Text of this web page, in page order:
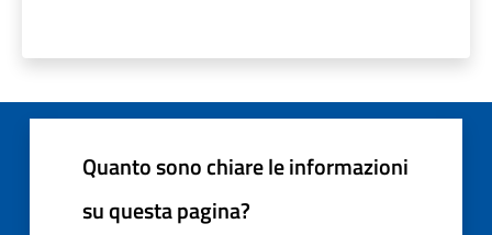
Quanto sono chiare le informazioni
su questa pagina?